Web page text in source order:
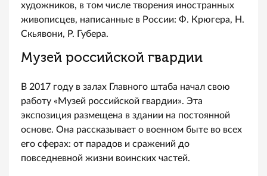
художников, в том числе творения иностранных
живописцев, написанные в России: Ф. Крюгера, Н.
Скьявони, Р. Губера.
Музей российской гвардии
В 2017 году в залах Главного штаба начал свою
работу «Музей российской гвардии». Эта
экспозиция размещена в здании на постоянной
основе. Она рассказывает о военном быте во всех
его сферах: от парадов и сражений до
повседневной жизни воинских частей.